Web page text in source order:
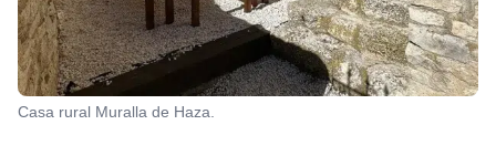
Casa rural Muralla de Haza.